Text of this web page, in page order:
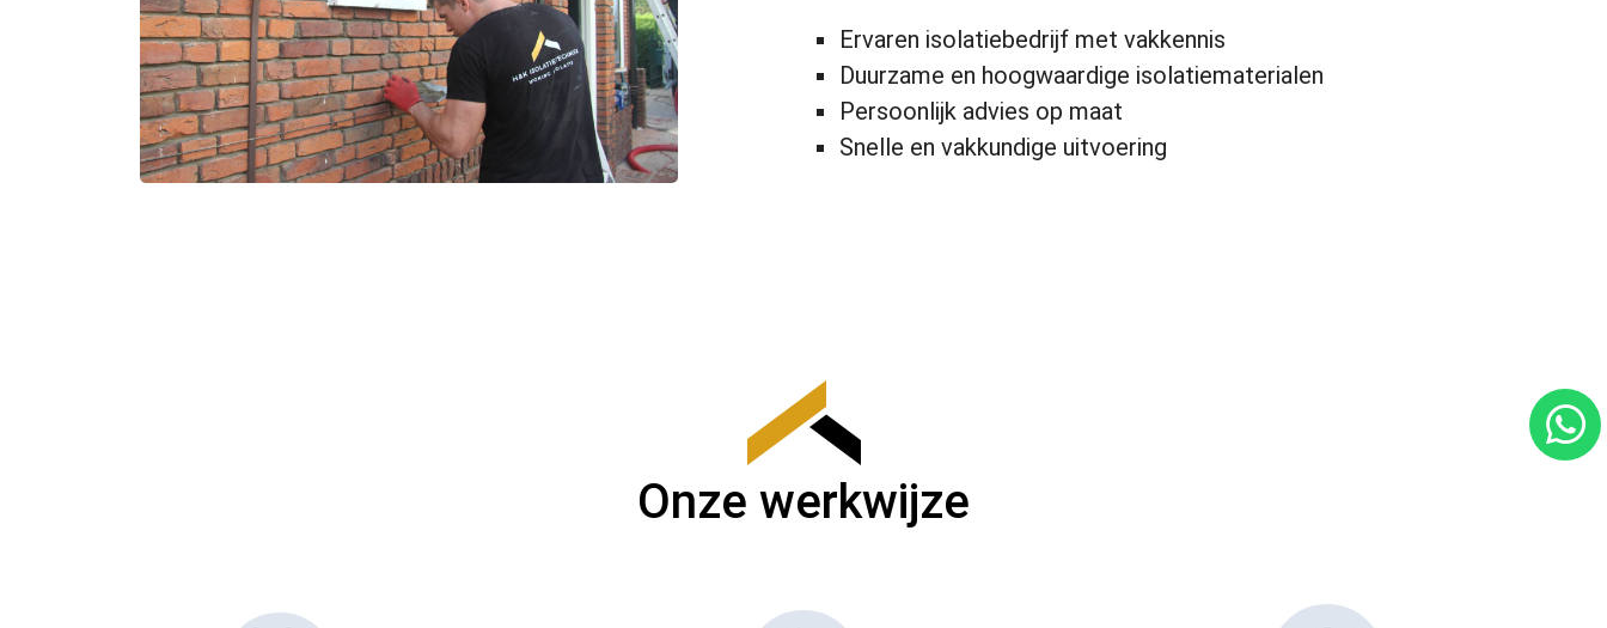
Ervaren isolatiebedrijf met vakkennis
Duurzame en hoogwaardige isolatiematerialen
Persoonlijk advies op maat
Snelle en vakkundige uitvoering
Onze werkwijze